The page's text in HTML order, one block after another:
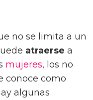
no se limita a un
atraerse a
mujeres, los no
conoce como
algunas